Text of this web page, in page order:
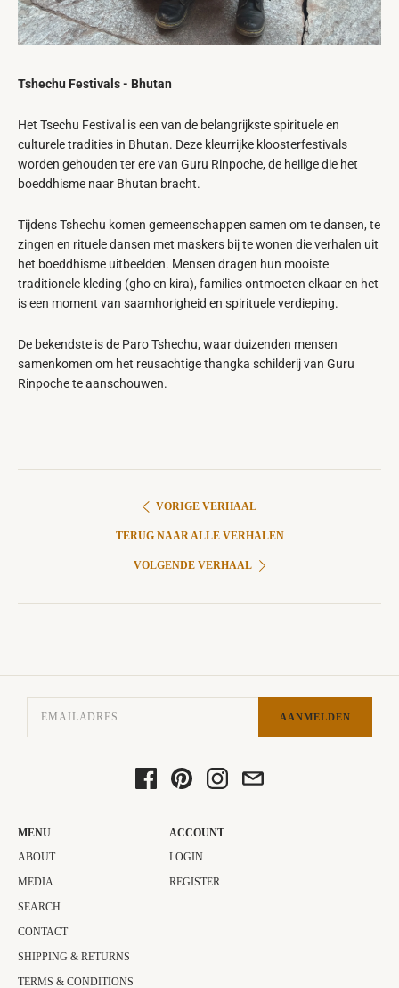
Tshechu Festivals - Bhutan
Het Tsechu Festival is een van de belangrijkste spirituele en
culturele tradities in Bhutan. Deze kleurrijke kloosterfestivals
worden gehouden ter ere van Guru Rinpoche, de heilige die het
boeddhisme naar Bhutan bracht.
Tijdens Tshechu komen gemeenschappen samen om te dansen, te
zingen en rituele dansen met maskers bij te wonen die verhalen uit
het boeddhisme uitbeelden. Mensen dragen hun mooiste
traditionele kleding (gho en kira), families ontmoeten elkaar en het
is een moment van saamhorigheid en spirituele verdieping.
De bekendste is de Paro Tshechu, waar duizenden mensen
samenkomen om het reusachtige thangka schilderij van Guru
Rinpoche te aanschouwen.
VORIGE VERHAAL
TERUG NAAR ALLE VERHALEN
VOLGENDE VERHAAL
AANMELDEN
MENU
ABOUT
MEDIA
SEARCH
CONTACT
SHIPPING & RETURNS
TERMS & CONDITIONS
ACCOUNT
LOGIN
REGISTER